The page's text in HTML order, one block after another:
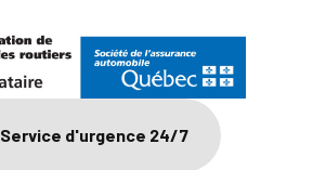
Service d'urgence 24/7